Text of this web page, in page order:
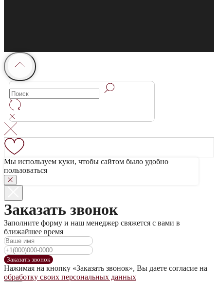
Мы используем куки, чтобы сайтом было удобно
пользоваться
Заказать звонок
Заполните форму и наш менеджер свяжется с вами в
ближайшее время
Заказать звонок
Нажимая на кнопку «Заказать звонок», Вы даете согласие на
обработку своих персональных данных